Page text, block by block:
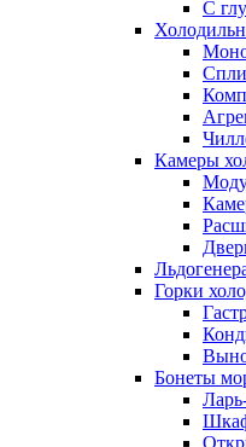
С
Камеры
Горки
Бонеты